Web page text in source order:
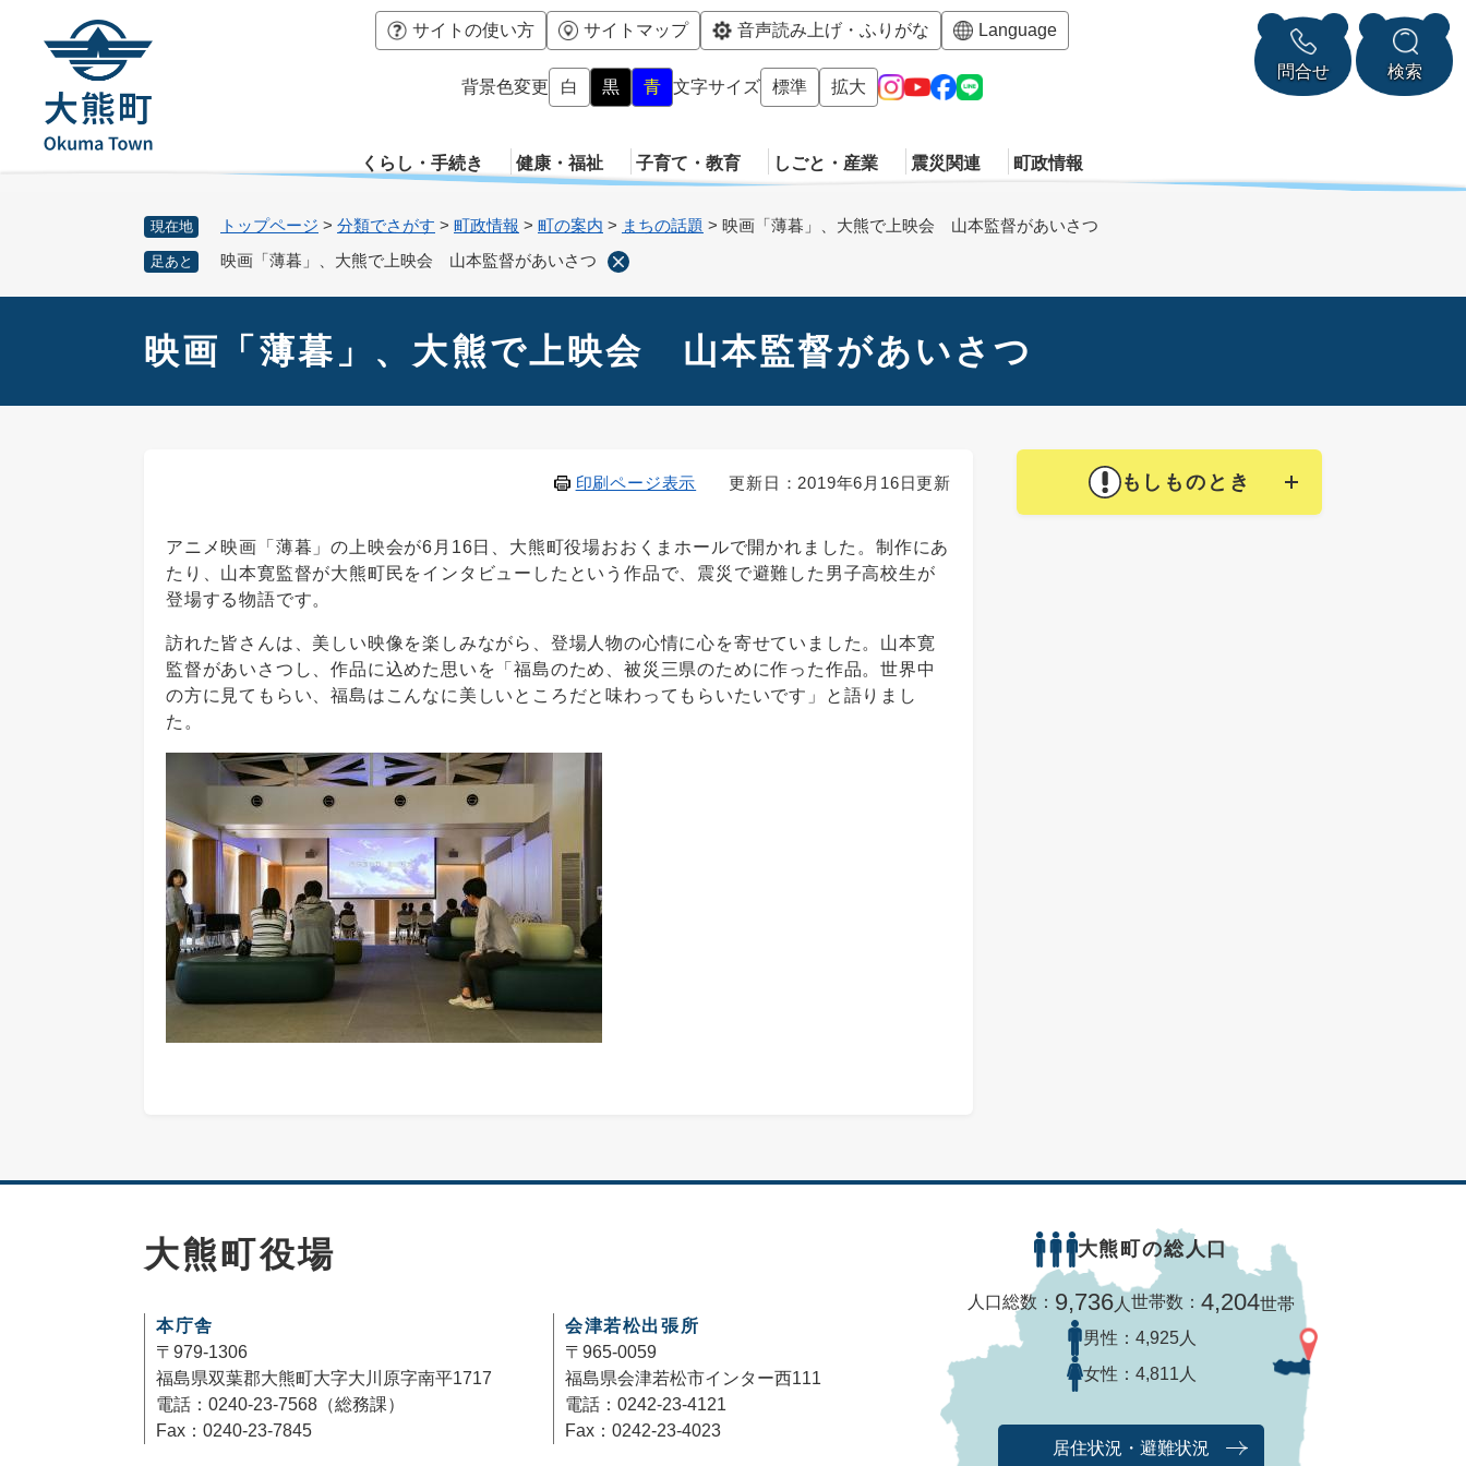
メニューを飛ばして本文へ
サイトの使い方 サイトマップ 音声読み上げ・ふりがな Language
背景色変更 白 黒 青 文字サイズ 標準 拡大
問合せ 検索
くらし・手続き 健康・福祉 子育て・教育 しごと・産業 震災関連 町政情報
現在地 トップページ > 分類でさがす > 町政情報 > 町の案内 > まちの話題 > 映画「薄暮」、大熊で上映会 山本監督があいさつ
足あと 映画「薄暮」、大熊で上映会 山本監督があいさつ
映画「薄暮」、大熊で上映会 山本監督があいさつ
更新日：2019年6月16日更新
印刷ページ表示
アニメ映画「薄暮」の上映会が6月16日、大熊町役場おおくまホールで開かれました。制作にあ
たり、山本寛監督が大熊町民をインタビューしたという作品で、震災で避難した男子高校生が
登場する物語です。
訪れた皆さんは、美しい映像を楽しみながら、登場人物の心情に心を寄せていました。山本寛
監督があいさつし、作品に込めた思いを「福島のため、被災三県のために作った作品。世界中
の方に見てもらい、福島はこんなに美しいところだと味わってもらいたいです」と語りまし
た。
もしものとき
大熊町役場
本庁舎
〒979-1306
福島県双葉郡大熊町大字大川原字南平1717
電話：0240-23-7568（総務課）
Fax：0240-23-7845
会津若松出張所
〒965-0059
福島県会津若松市インター西111
電話：0242-23-4121
Fax：0242-23-4023
大熊町の総人口
人口総数： 9,736 人 世帯数： 4,204世帯
男性： 4,925人
女性： 4,811人
居住状況・避難状況